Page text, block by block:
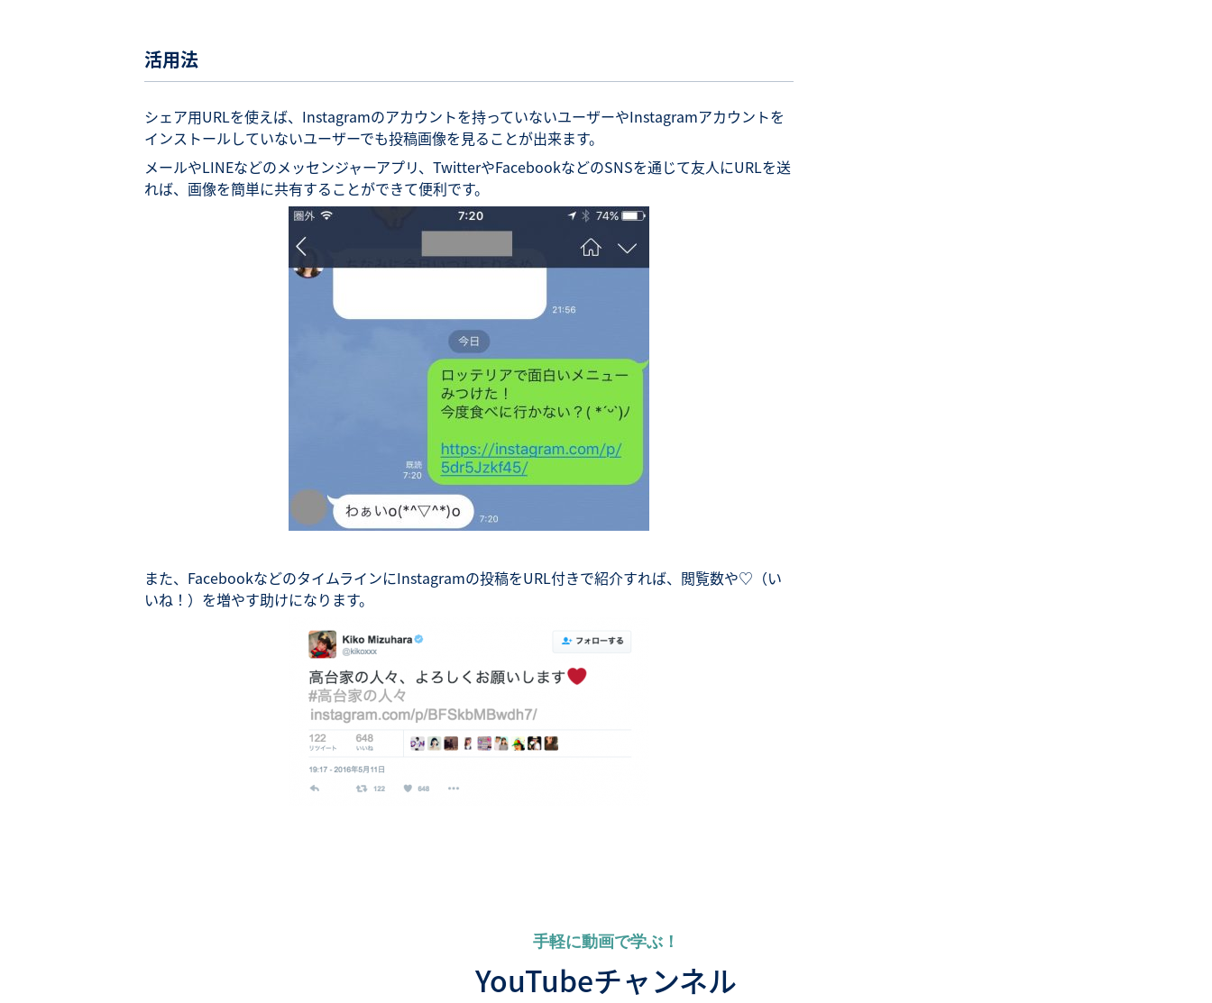
活用法
シェア用URLを使えば、Instagramのアカウントを持っていないユーザーやInstagramアカウントを
インストールしていないユーザーでも投稿画像を見ることが出来ます。
メールやLINEなどのメッセンジャーアプリ、TwitterやFacebookなどのSNSを通じて友人にURLを送
れば、画像を簡単に共有することができて便利です。
また、FacebookなどのタイムラインにInstagramの投稿をURL付きで紹介すれば、閲覧数や♡（い
いね！）を増やす助けになります。
手軽に動画で学ぶ！
YouTubeチャンネル